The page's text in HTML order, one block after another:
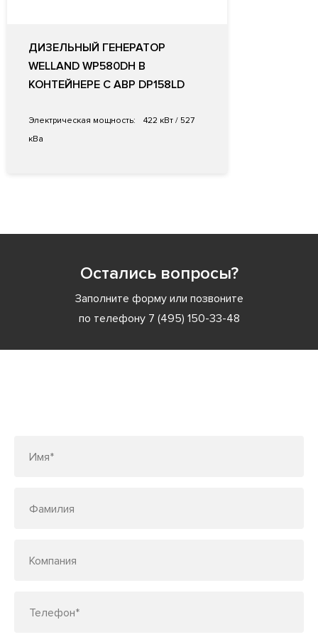
ДИЗЕЛЬНЫЙ ГЕНЕРАТОР
WELLAND WP580DH В
КОНТЕЙНЕРЕ С АВР DP158LD
Электрическая мощность:
422 кВт / 527
кВа
Остались вопросы?
Заполните форму или позвоните
по телефону 7 (495) 150-33-48
Имя*
Фамилия
Компания
Телефон*